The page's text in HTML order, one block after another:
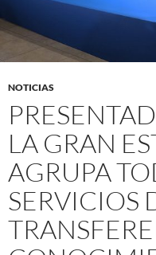
NOTICIAS
LA GRAN
AGRUPA
SERVICIOS